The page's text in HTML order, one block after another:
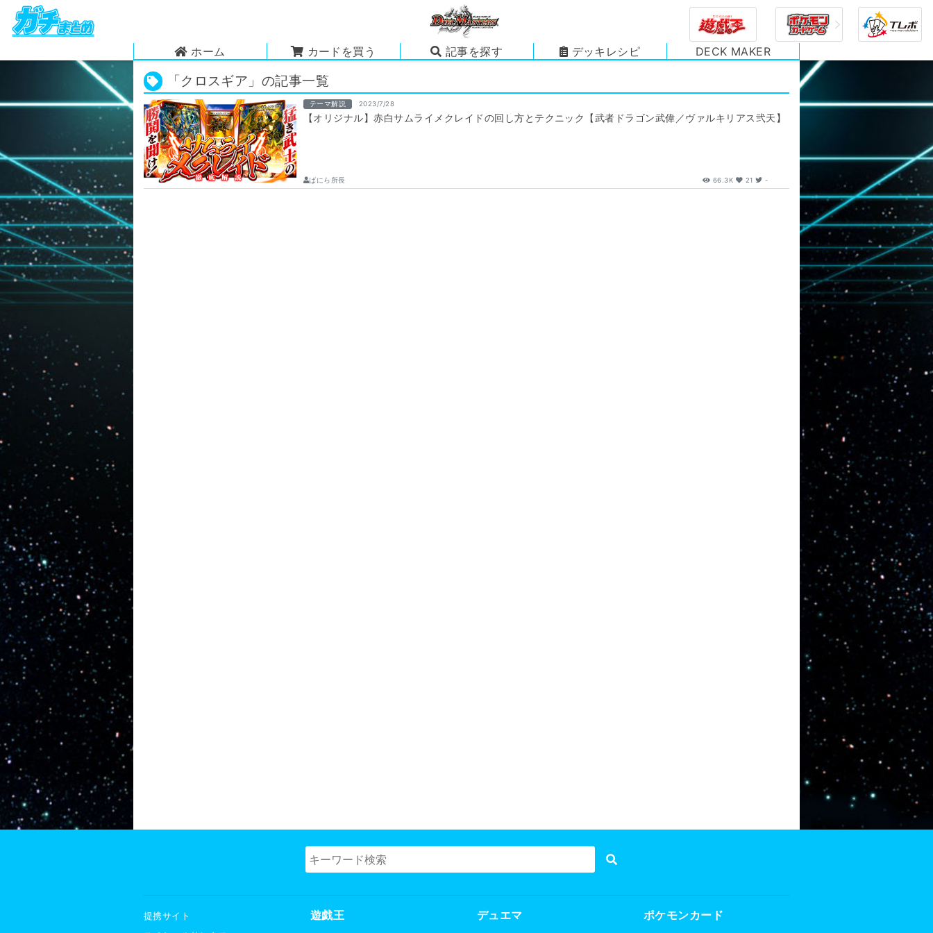
ホーム カードを買う 記事を探す デッキレシピ DECK MAKER
「クロスギア」の記事一覧
テーマ解説 2023/7/28
【オリジナル】赤白サムライメクレイドの回し方とテクニック【武者ドラゴン武偉／ヴァルキリアス弐天】
ばにら所長 66.3K 21 -
提携サイト
遊戯王 デュエマ ポケモンカード